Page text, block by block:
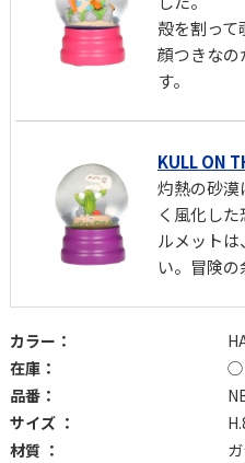
殻を割っ
顔つきなの
す。
KULL ON
灼熱の砂漠
く風化し
ルメット
い。冒険の
カラー：
在庫：
◯
品番：
サイズ ：
材質 ：